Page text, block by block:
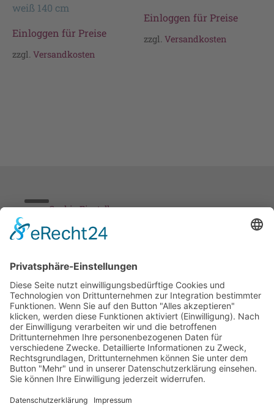
weiß 140 cm
Einloggen für Preise
zzgl. Versandkosten
Einloggen für Preise
zzgl.Versandkosten
Cookie-Einstellungen
Stickereien & Textilien GmbH| Alle Rechte vorbehalten